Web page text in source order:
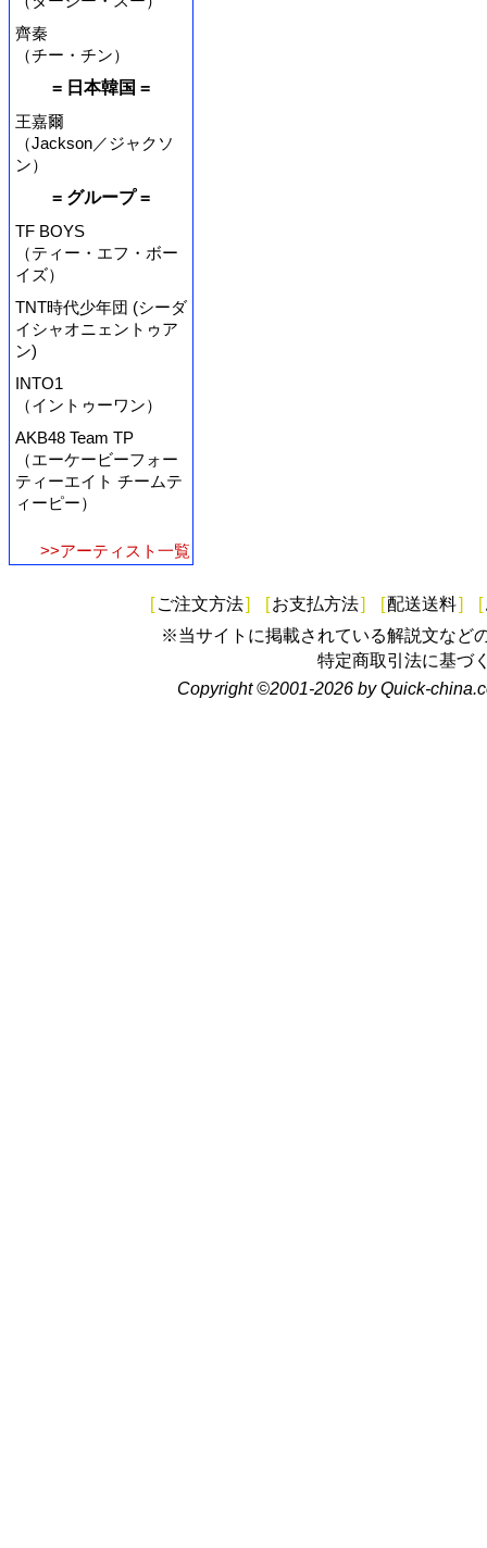
齊秦
（チー・チン）
= 日本韓国 =
王嘉爾
（Jackson／ジャクソ
ン）
= グループ =
TF BOYS
（ティー・エフ・ボー
イズ）
TNT時代少年団 (シーダ
イシャオニェントゥア
ン)
INTO1
（イントゥーワン）
AKB48 Team TP
（エーケービーフォー
ティーエイト チームテ
ィーピー）
>>アーティスト一覧
[ ご注文方法] [お支払方法] [配送送料] [
※当サイトに掲載されている解説文など
特定商取引法に基づ
Copyright ©2001-2026 by Quick-